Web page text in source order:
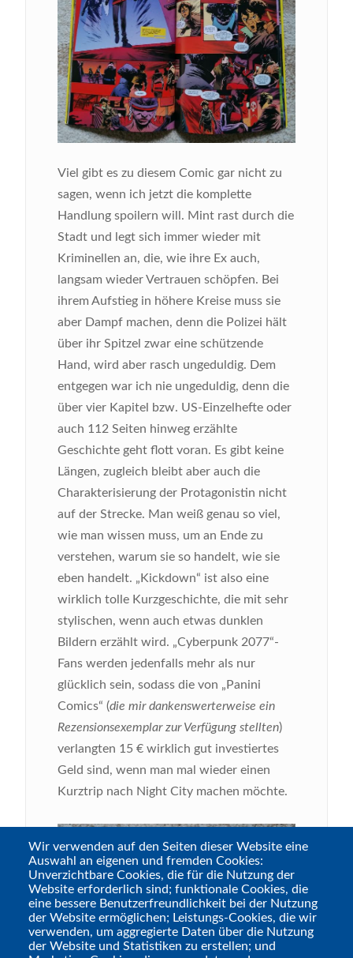
Viel gibt es zu diesem Comic gar nicht zu
sagen, wenn ich jetzt die komplette
Handlung spoilern will. Mint rast durch die
Stadt und legt sich immer wieder mit
Kriminellen an, die, wie ihre Ex auch,
langsam wieder Vertrauen schöpfen. Bei
ihrem Aufstieg in höhere Kreise muss sie
aber Dampf machen, denn die Polizei hält
über ihr Spitzel zwar eine schützende
Hand, wird aber rasch ungeduldig. Dem
entgegen war ich nie ungeduldig, denn die
über vier Kapitel bzw. US-Einzelhefte oder
auch 112 Seiten hinweg erzählte
Geschichte geht flott voran. Es gibt keine
Längen, zugleich bleibt aber auch die
Charakterisierung der Protagonistin nicht
auf der Strecke. Man weiß genau so viel,
wie man wissen muss, um an Ende zu
verstehen, warum sie so handelt, wie sie
eben handelt. „Kickdown“ ist also eine
wirklich tolle Kurzgeschichte, die mit sehr
stylischen, wenn auch etwas dunklen
Bildern erzählt wird. „Cyberpunk 2077“-
Fans werden jedenfalls mehr als nur
glücklich sein, sodass die von „Panini
Comics“ (die mir dankenswerterweise ein
Rezensionsexemplar zur Verfügung stellten)
verlangten 15 € wirklich gut investiertes
Geld sind, wenn man mal wieder einen
Kurztrip nach Night City machen möchte.
Wir verwenden auf den Seiten dieser Website eine
Auswahl an eigenen und fremden Cookies:
Unverzichtbare Cookies, die für die Nutzung der
Website erforderlich sind; funktionale Cookies, die
eine bessere Benutzerfreundlichkeit bei der Nutzung
der Website ermöglichen; Leistungs-Cookies, die wir
verwenden, um aggregierte Daten über die Nutzung
der Website und Statistiken zu erstellen; und